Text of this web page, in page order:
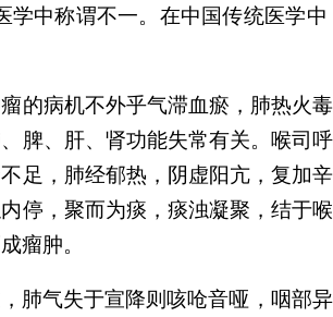
学中称谓不一。在中国传统医学中
病机不外乎气滞血瘀，肺热火毒
脾、肝、肾功能失常有关。喉司
足，肺经郁热，阴虚阳亢，复加
停，聚而为痰，痰浊凝聚，结于
瘤肿。
肺气失于宣降则咳呛音哑，咽部